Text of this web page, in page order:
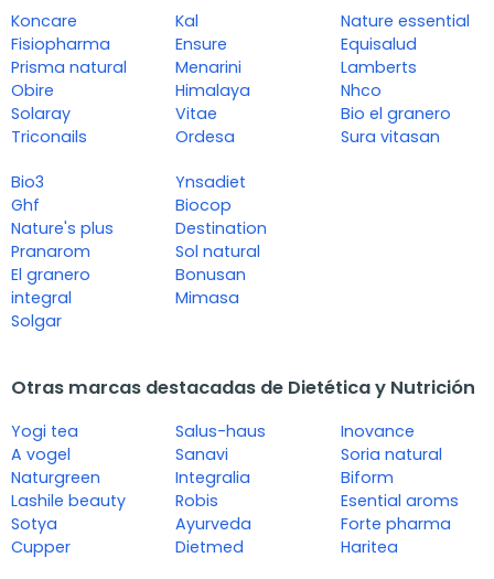
Koncare
Fisiopharma
Prisma natural
Obire
Solaray
Triconails
Kal
Ensure
Menarini
Himalaya
Vitae
Ordesa
Nature essential
Equisalud
Lamberts
Nhco
Bio el granero
Sura vitasan
Bio3
Ghf
Nature's plus
Pranarom
El granero
integral
Solgar
Ynsadiet
Biocop
Destination
Sol natural
Bonusan
Mimasa
Otras marcas destacadas de Dietética y Nutrición
Yogi tea
A vogel
Naturgreen
Lashile beauty
Sotya
Cupper
Salus-haus
Sanavi
Integralia
Robis
Ayurveda
Dietmed
Inovance
Soria natural
Biform
Esential aroms
Forte pharma
Haritea